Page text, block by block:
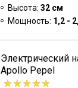
Высота: 32 см
Мощность: 1,2 -
Электрический
Apollo Pepel